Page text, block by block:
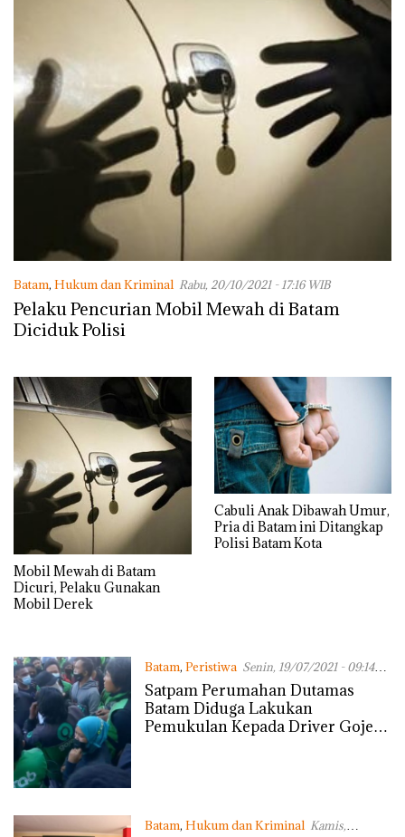
Batam, Hukum dan Kriminal Rabu, 20/10/2021 - 17:16 WIB
Pelaku Pencurian Mobil Mewah di Batam
Diciduk Polisi
Mobil Mewah di Batam
Dicuri, Pelaku Gunakan
Mobil Derek
Cabuli Anak Dibawah Umur,
Pria di Batam ini Ditangkap
Polisi Batam Kota
Batam, Peristiwa Senin, 19/07/2021 - 09:14
WIB
Satpam Perumahan Dutamas
Batam Diduga Lakukan
Pemukulan Kepada Driver Gojek
Batam, Hukum dan Kriminal Kamis,